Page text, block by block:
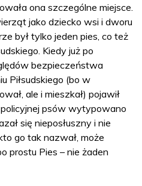
ona szczególne miejsce.
jako dziecko wsi i dworu
był tylko jeden pies, co też
Kiedy już po
bezpieczeństwa
Piłsudskiego (bo w
ale i mieszkał) pojawił
policyjnej psów wytypowano
się nieposłuszny i nie
go tak nazwał, może
prostu Pies – nie żaden